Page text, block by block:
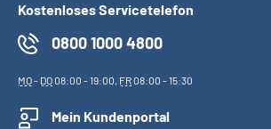
Kostenloses Servicetelefon
0800 1000 4800
MO- DO08:00 - 19:00, FR08:00 - 15:30
Mein Kundenportal